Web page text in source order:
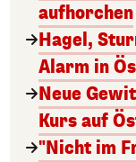
aufhorchen
Hagel,
Alarm in
Neue
Kurs auf
"Nicht im